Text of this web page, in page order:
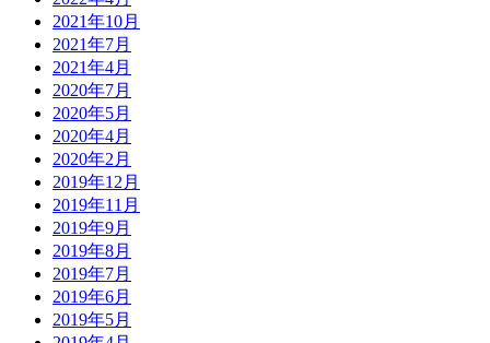
2021年10月
2021年7月
2021年4月
2020年7月
2020年5月
2020年4月
2020年2月
2019年12月
2019年11月
2019年9月
2019年8月
2019年7月
2019年6月
2019年5月